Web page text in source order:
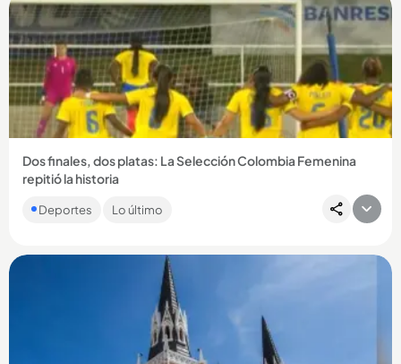
Compartir Noticia
Dos finales, dos platas: La Selección Colombia Femenina
repitió la historia
escapar la ventaja y la presea dorada se definió desde el
Deportes Lo último
Compartir Noticia